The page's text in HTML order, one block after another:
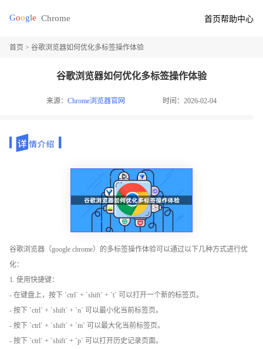
首页帮助中心
首页 > 谷歌浏览器如何优化多标签操作体验
谷歌浏览器如何优化多标签操作体验
来源：Chrome浏览器官网 时间：2026-02-04
谷歌浏览器（google chrome）的多标签操作体验可以通过以下几种方式进行优
化：
1. 使用快捷键：
- 在键盘上，按下 `ctrl` + `shift` + `t` 可以打开一个新的标签页。
- 按下 `ctrl` + `shift` + `n` 可以最小化当前标签页。
- 按下 `ctrl` + `shift` + `m` 可以最大化当前标签页。
- 按下 `ctrl` + `shift` + `p` 可以打开历史记录页面。